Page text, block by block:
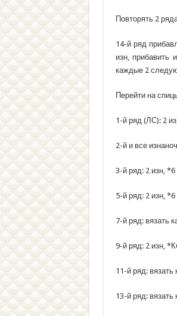
Повторять 2
14-й ряд
изн,
каждые 2
Перейти на
1-й ряд (ЛС): 2
2-й и все
3-й ряд: 2 изн,
5-й ряд: 2 изн,
7-й ряд: вязать
9-й ряд: 2 изн,
11-й ряд: вязать
13-й ряд: вязать